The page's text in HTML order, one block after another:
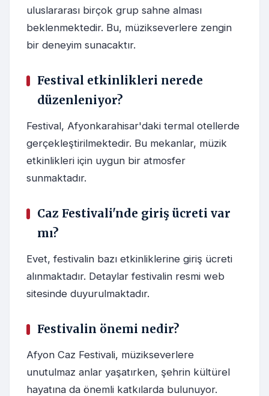
uluslararası birçok grup sahne alması
beklenmektedir. Bu, müzikseverlere zengin
bir deneyim sunacaktır.
Festival etkinlikleri nerede
düzenleniyor?
Festival, Afyonkarahisar'daki termal otellerde
gerçekleştirilmektedir. Bu mekanlar, müzik
etkinlikleri için uygun bir atmosfer
sunmaktadır.
Caz Festivali'nde giriş ücreti var
mı?
Evet, festivalin bazı etkinliklerine giriş ücreti
alınmaktadır. Detaylar festivalin resmi web
sitesinde duyurulmaktadır.
Festivalin önemi nedir?
Afyon Caz Festivali, müzikseverlere
unutulmaz anlar yaşatırken, şehrin kültürel
hayatına da önemli katkılarda bulunuyor.